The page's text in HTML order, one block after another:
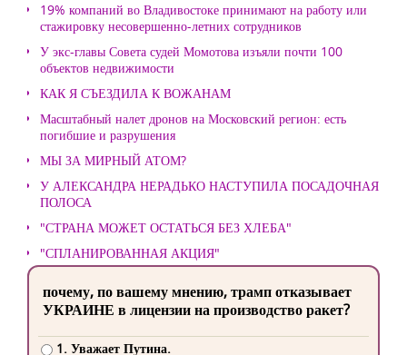
19% компаний во Владивостоке принимают на работу или
стажировку несовершенно-летних сотрудников
У экс-главы Совета судей Момотова изъяли почти 100
объектов недвижимости
КАК Я СЪЕЗДИЛА К ВОЖАНАМ
Масштабный налет дронов на Московский регион: есть
погибшие и разрушения
МЫ ЗА МИРНЫЙ АТОМ?
У АЛЕКСАНДРА НЕРАДЬКО НАСТУПИЛА ПОСАДОЧНАЯ
ПОЛОСА
"СТРАНА МОЖЕТ ОСТАТЬСЯ БЕЗ ХЛЕБА"
"СПЛАНИРОВАННАЯ АКЦИЯ"
почему, по вашему мнению, трамп отказывает
УКРАИНЕ в лицензии на производство ракет?
1. Уважает Путина.